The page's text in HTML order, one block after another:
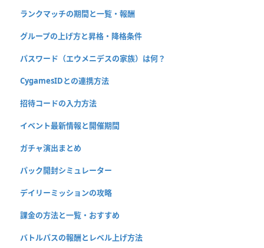
ランクマッチの期間と一覧・報酬
グループの上げ方と昇格・降格条件
パスワード（エウメニデスの家族）は何？
CygamesIDとの連携方法
招待コードの入力方法
イベント最新情報と開催期間
ガチャ演出まとめ
パック開封シミュレーター
デイリーミッションの攻略
課金の方法と一覧・おすすめ
バトルパスの報酬とレベル上げ方法